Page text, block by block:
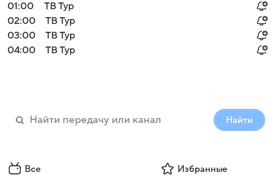
01:00
ТВ Тур
02:00
ТВ Тур
03:00
ТВ Тур
04:00
ТВ Тур
Найти
Все Избранные